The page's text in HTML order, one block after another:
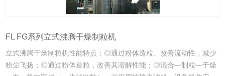
FL FG系列立式沸腾干燥制粒机
立式沸腾干燥制粒机性能特点：◎通过粉体造粒、改善流动性，减少
粉尘飞扬；◎通过粉体造粒，改善其溶解性能；◎混合—制粒—干燥